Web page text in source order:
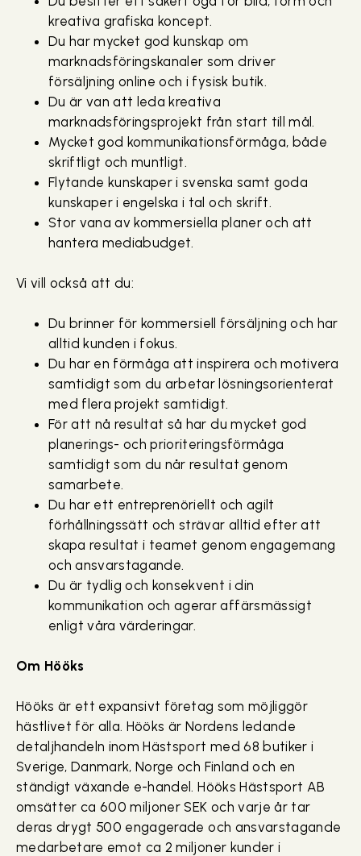
kreativa grafiska koncept.
Du har mycket god kunskap om
marknadsföringskanaler som driver
försäljning online och i fysisk butik.
Du är van att leda kreativa
marknadsföringsprojekt från start till mål.
Mycket god kommunikationsförmåga, både
skriftligt och muntligt.
Flytande kunskaper i svenska samt goda
kunskaper i engelska i tal och skrift.
Stor vana av kommersiella planer och att
hantera mediabudget.
Vi vill också att du:
Du brinner för kommersiell försäljning och har
alltid kunden i fokus.
Du har en förmåga att inspirera och motivera
samtidigt som du arbetar lösningsorienterat
med flera projekt samtidigt.
För att nå resultat så har du mycket god
planerings- och prioriteringsförmåga
samtidigt som du når resultat genom
samarbete.
Du har ett entreprenöriellt och agilt
förhållningssätt och strävar alltid efter att
skapa resultat i teamet genom engagemang
och ansvarstagande.
Du är tydlig och konsekvent i din
kommunikation och agerar affärsmässigt
enligt våra värderingar.
Om Hööks
Hööks är ett expansivt företag som möjliggör
hästlivet för alla. Hööks är Nordens ledande
detaljhandeln inom Hästsport med 68 butiker i
Sverige, Danmark, Norge och Finland och en
ständigt växande e-handel. Hööks Hästsport AB
omsätter ca 600 miljoner SEK och varje år tar
deras drygt 500 engagerade och ansvarstagande
medarbetare emot ca 2 miljoner kunder i